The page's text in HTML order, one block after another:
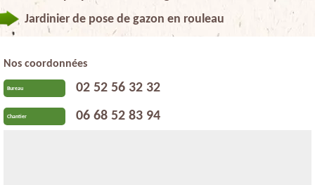
Jardinier de pose de gazon en rouleau
Nos coordonnées
Bureau 02 52 56 32 32
Chantier 06 68 52 83 94